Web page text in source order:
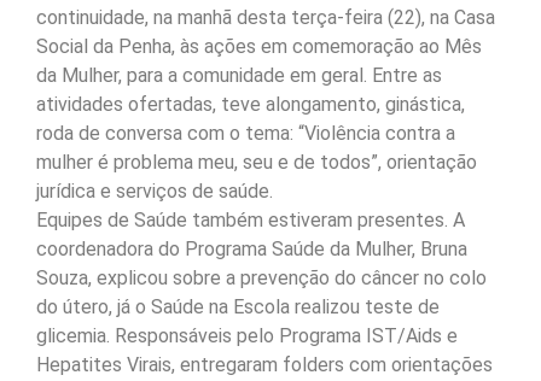
continuidade, na manhã desta terça-feira (22), na Casa
Social da Penha, às ações em comemoração ao Mês
da Mulher, para a comunidade em geral. Entre as
atividades ofertadas, teve alongamento, ginástica,
roda de conversa com o tema: “Violência contra a
mulher é problema meu, seu e de todos”, orientação
jurídica e serviços de saúde.
Equipes de Saúde também estiveram presentes. A
coordenadora do Programa Saúde da Mulher, Bruna
Souza, explicou sobre a prevenção do câncer no colo
do útero, já o Saúde na Escola realizou teste de
glicemia. Responsáveis pelo Programa IST/Aids e
Hepatites Virais, entregaram folders com orientações